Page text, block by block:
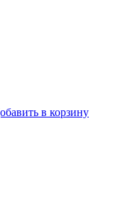
в корзину